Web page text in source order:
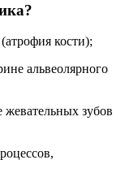
кости);
альвеолярного
жевательных зубов